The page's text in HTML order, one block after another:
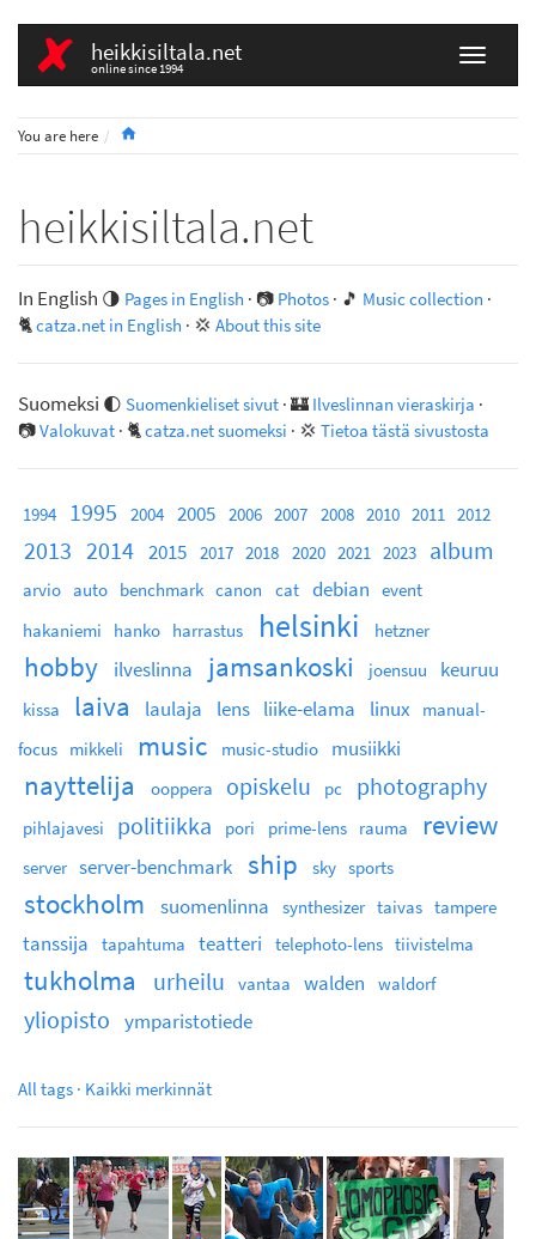
heikkisiltala.net
online since 1994
You are here
heikkisiltala.net
In English 🌗 Pages in English · 📷 Photos · 🎵 Music collection ·
🐈catza.net in English · 💢 About this site
Suomeksi 🌓 Suomenkieliset sivut · 🏰 Ilveslinnan vieraskirja ·
📷Valokuvat · 🐈catza.net suomeksi · 💢 Tietoa tästä sivustosta
1994 1995 2004 2005 2006 2007 2008 2010 2011 2012
2013 2014 2015 2017 2018 2020 2021 2023 album
arvio auto benchmark canon cat debian
event
hakaniemi
hanko harrastus helsinki hetzner
hobby ilveslinna jamsankoski joensuu keuruu
kissa laiva laulaja lens liike-elama linux
manual-
focus mikkeli music music-studio musiikki
nayttelija ooppera opiskelu pc photography
pihlajavesi politiikka pori prime-lens rauma review
server server-benchmark ship sky sports
stockholm suomenlinna synthesizer taivas tampere
tanssija tapahtuma teatteri telephoto-lens tiivistelma
tukholma urheilu vantaa walden waldorf
yliopisto ymparistotiede
All tags · Kaikki merkinnät